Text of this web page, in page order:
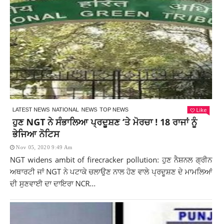
LATEST NEWS NATIONAL NEWS TOP NEWS Like
ਹੁਣ NGT ਨੇ ਸੰਭਾਲਿਆ ਪ੍ਰਦੂਸ਼ਣ ‘ਤੇ ਮੋਰਚਾ ! 18 ਰਾਜਾਂ ਨੂੰ
ਭੇਜਿਆ ਨੋਟਿਸ
Nov 05, 2020 9:49 Am
NGT widens ambit of firecracker pollution: ਹੁਣ ਨੈਸ਼ਨਲ ਗ੍ਰੀਨ
ਅਥਾਰਟੀ ਜਾਂ NGT ਨੇ ਪਟਾਕੇ ਚਲਾਉਣ ਨਾਲ ਹੋਣ ਵਾਲੇ ਪ੍ਰਦੂਸ਼ਣ ਦੇ ਮਾਮਲਿਆਂ
ਦੀ ਸੁਣਵਾਈ ਦਾ ਦਾਇਰਾ NCR...